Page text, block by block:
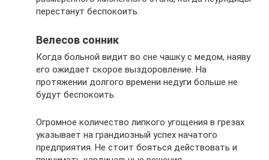
перестанут беспокоить.
Велесов сонник
Когда больной видит во сне чашку с медом, наяву
его ожидает скорое выздоровление. На
протяжении долгого времени недуги больше не
будут беспокоить.
Огромное количество липкого угощения в грезах
указывает на грандиозный успех начатого
предприятия. Не стоит бояться действовать и